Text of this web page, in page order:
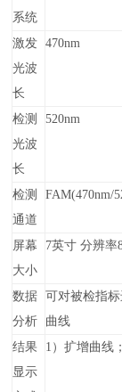
系统
激发
光波
长
470nm
检测
光波
长
520nm
检测
通道
FAM(470nm/
屏幕
大小
7英寸 分辨率
数据
分析
可对被检指
曲线
结果
显示
1）扩增曲线